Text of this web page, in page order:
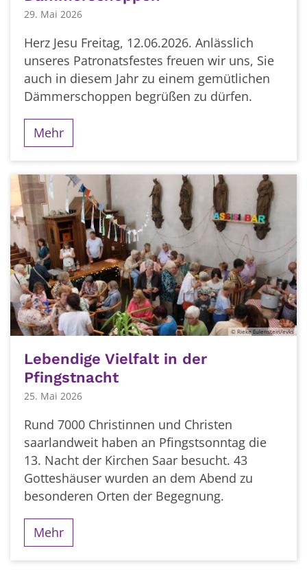
29. Mai 2026
Herz Jesu Freitag, 12.06.2026. Anlässlich
unseres Patronatsfestes freuen wir uns, Sie
auch in diesem Jahr zu einem gemütlichen
Dämmerschoppen begrüßen zu dürfen.
Mehr
© Rieke Eulenstein/evks
Lebendige Vielfalt in der
Pfingstnacht
25. Mai 2026
Rund 7000 Christinnen und Christen
saarlandweit haben an Pfingstsonntag die
13. Nacht der Kirchen Saar besucht. 43
Gotteshäuser wurden an dem Abend zu
besonderen Orten der Begegnung.
Mehr